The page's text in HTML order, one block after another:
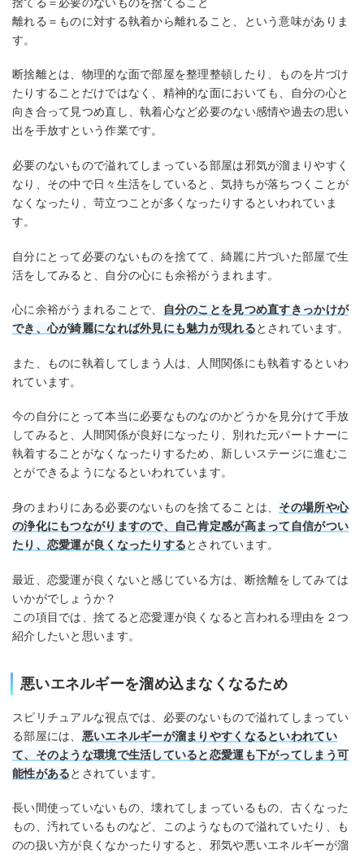
離れる＝ものに対する執着から離れること、という意味がありま
す。
断捨離とは、物理的な面で部屋を整理整頓したり、ものを片づけ
たりすることだけではなく、精神的な面においても、自分の心と
向き合って見つめ直し、執着心など必要のない感情や過去の思い
出を手放すという作業です。
必要のないもので溢れてしまっている部屋は邪気が溜まりやすく
なり、その中で日々生活をしていると、気持ちが落ちつくことが
なくなったり、苛立つことが多くなったりするといわれていま
す。
自分にとって必要のないものを捨てて、綺麗に片づいた部屋で生
活をしてみると、自分の心にも余裕がうまれます。
心に余裕がうまれることで、
自分のことを見つめ直すきっかけが
でき、心が綺麗になれば外見にも魅力が現れるとされています。
また、ものに執着してしまう人は、人間関係にも執着するといわ
れています。
今の自分にとって本当に必要なものなのかどうかを見分けて手放
してみると、人間関係が良好になったり、別れた元パートナーに
執着することがなくなったりするため、新しいステージに進むこ
とができるようになるといわれています。
身のまわりにある必要のないものを捨てることは、 その場所や心
の浄化にもつながりますので、自己肯定感が高まって自信がつい
たり、恋愛運が良くなったりするとされています。
最近、恋愛運が良くないと感じている方は、断捨離をしてみては
いかがでしょうか？
この項目では、捨てると恋愛運が良くなると言われる理由を２つ
紹介したいと思います。
悪いエネルギーを溜め込まなくなるため
スピリチュアルな視点では、必要のないもので溢れてしまってい
る部屋には、 悪いエネルギーが溜まりやすくなるといわれてい
て、そのような環境で生活していると恋愛運も下がってしまう可
能性があるとされています。
長い間使っていないもの、壊れてしまっているもの、古くなった
もの、汚れているものなど、このようなもので溢れていたり、も
のの扱い方が良くなかったりすると、邪気や悪いエネルギーが溜